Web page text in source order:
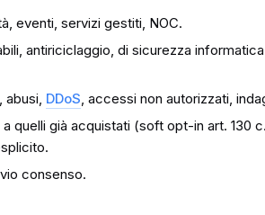
eventi, servizi gestiti, NOC.
antiriciclaggio, di sicurezza
abusi, DDoS, accessi non autorizzati,
quelli già acquistati (soft opt-in art. 130
consenso.